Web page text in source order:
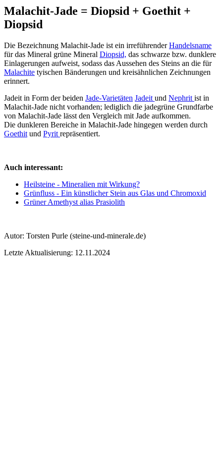
Malachit-Jade = Diopsid + Goethit +
Diopsid
Die Bezeichnung Malachit-Jade ist ein irreführenderHandelsname
für das Mineral grüne Mineral Diopsid, das schwarze bzw. dunklere
Einlagerungen aufweist, sodass das Aussehen des Steins an die für
Malachite tyischen Bänderungen und kreisähnlichen Zeichnungen
erinnert.
Jadeit in Form der beiden Jade-Varietäten Jadeit und Nephrit ist in
Malachit-Jade nicht vorhanden; lediglich die jadegrüne Grundfarbe
von Malachit-Jade lässt den Vergleich mit Jade aufkommen.
Die dunkleren Bereiche in Malachit-Jade hingegen werden durch
Goethit und Pyrit repräsentiert.
Auch interessant:
Heilsteine - Mineralien mit Wirkung?
Grünfluss - Ein künstlicher Stein aus Glas und Chromoxid
Grüner Amethyst alias Prasiolith
Autor: Torsten Purle (steine-und-minerale.de)
Letzte Aktualisierung: 12.11.2024